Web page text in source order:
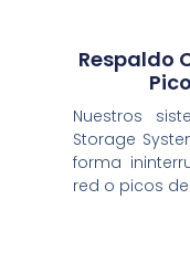
Respaldo
Nuestros
Storage
forma
red o picos